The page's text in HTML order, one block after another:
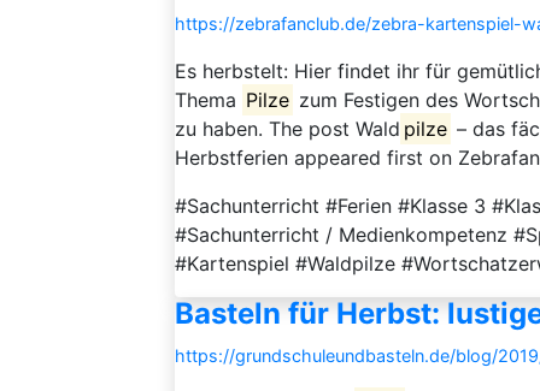
https://zebrafanclub.de/zebra-kartenspiel-
Es herbstelt: Hier findet ihr für
Thema Pilze zum Festigen des
zu haben. The post Wald pilze – das
Herbstferien appeared first on
#Sachunterricht #Ferien #Klasse 3
#Sachunterricht / Medienkompetenz
#Kartenspiel #Waldpilze
Basteln für Herbst:
https://grundschuleundbasteln.de/blog/